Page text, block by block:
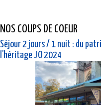
NOS COUPS DE COEUR
Séjour 2 jours / 1 nuit : du
l'héritage JO 2024